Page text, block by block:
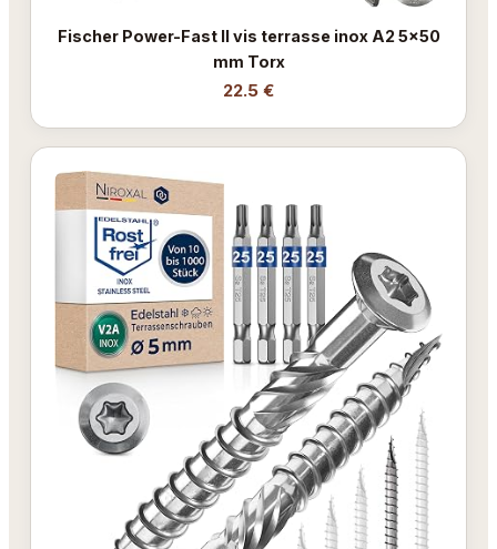
Fischer Power-Fast II vis terrasse inox A2 5x50
mm Torx
22.5 €